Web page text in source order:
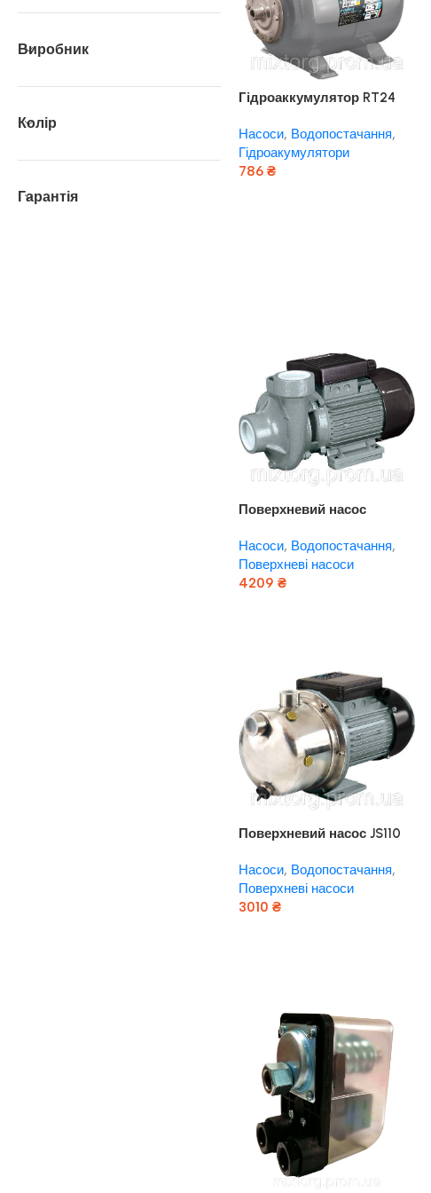
Виробник
Колір
Гарантія
Гідроаккумулятор RT24
Насоси, Водопостачання,
Гідроакумулятори
786 ₴
Поверхневий насос
Насоси, Водопостачання,
Поверхневі насоси
4209 ₴
Поверхневий насос JS110
Насоси, Водопостачання,
Поверхневі насоси
3010 ₴